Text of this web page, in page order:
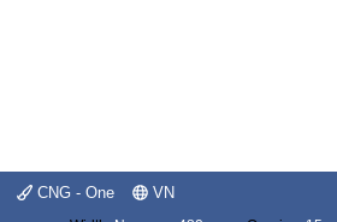
CNG - One VN